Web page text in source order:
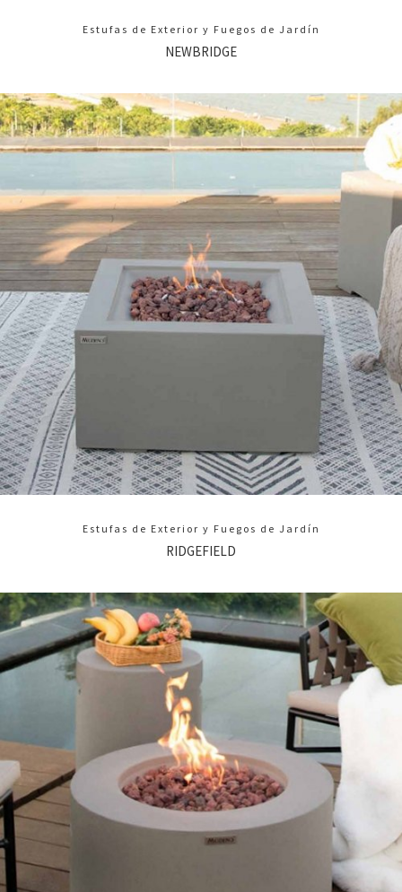
Estufas de Exterior y Fuegos de Jardín
NEWBRIDGE
Estufas de Exterior y Fuegos de Jardín
RIDGEFIELD